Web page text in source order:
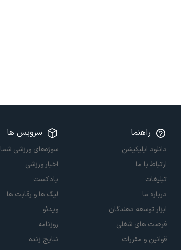
راهنما
دانلود اپلیکیشن
ارتباط با ما
تبلیغات
درباره ما
ابزار توسعه دهندگان
فرصت های شغلی
قوانین و مقررات
سرویس ها
سوژه‌های ورزشی شما
اخبار ورزشی
پادکست
لیگ ها و رقابت ها
ویدئو
روزنامه
نتایج زنده